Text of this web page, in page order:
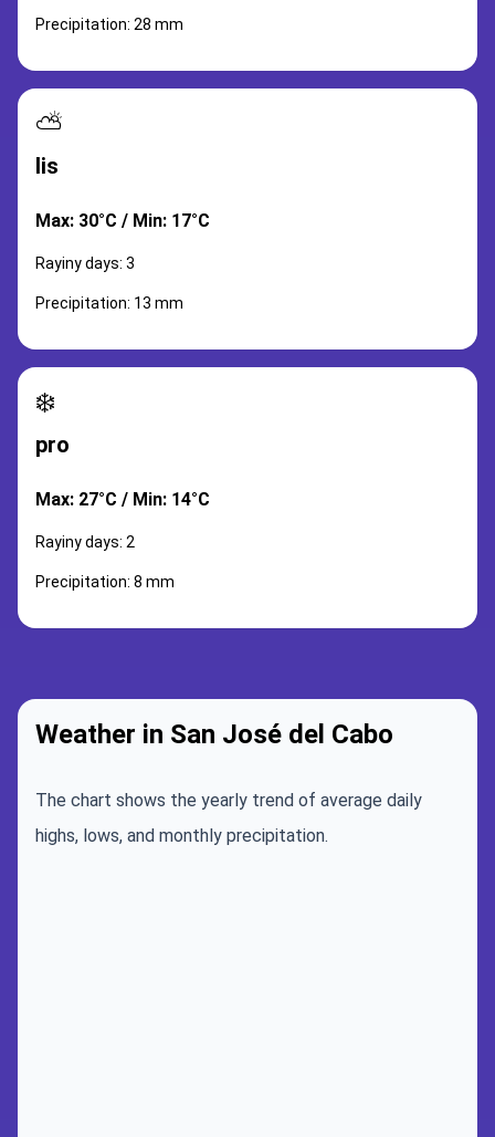
Precipitation: 28 mm
⛅
lis
Max: 30°C / Min: 17°C
Rayiny days: 3
Precipitation: 13 mm
❄️
pro
Max: 27°C / Min: 14°C
Rayiny days: 2
Precipitation: 8 mm
Weather in San José del Cabo
The chart shows the yearly trend of average daily
highs, lows, and monthly precipitation.